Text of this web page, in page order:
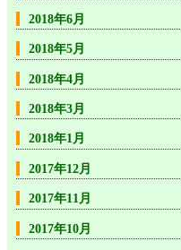
2018年6月
2018年5月
2018年4月
2018年3月
2018年1月
2017年12月
2017年11月
2017年10月